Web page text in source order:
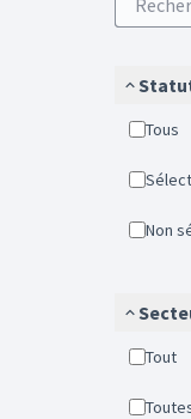
Tous
Non
Tout